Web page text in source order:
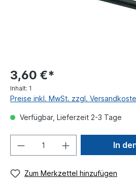
3,60 €*
Inhalt: 1
Preise inkl. MwSt. zzgl.
Verfügbar, Lieferzeit 2-3 Tage
In
Zum Merkzettel hinzufügen